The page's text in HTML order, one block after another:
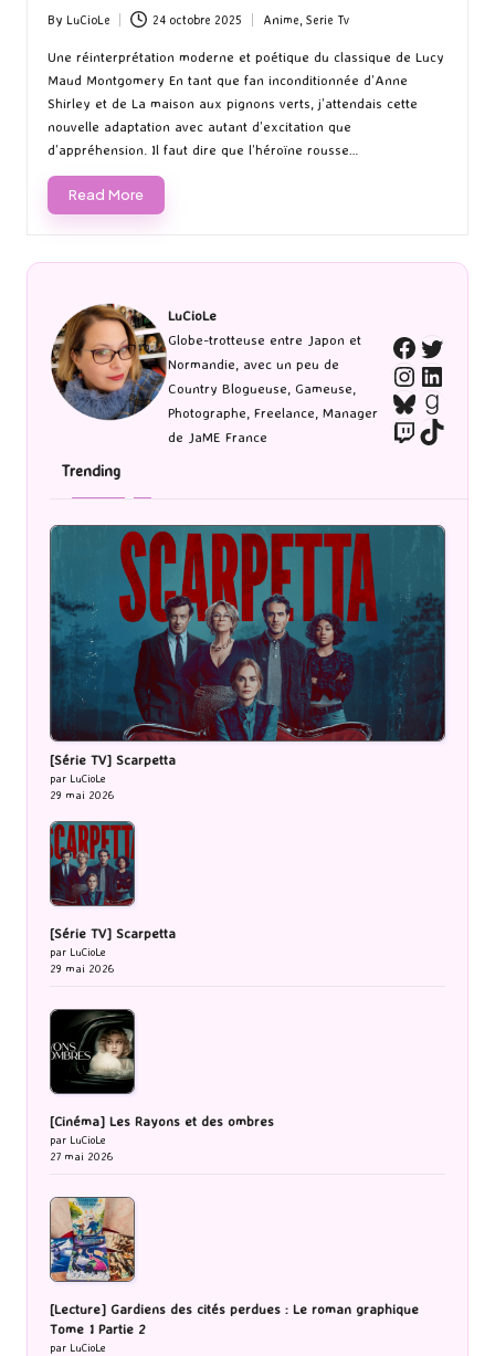
Posted
by
By LuCioLe 24 octobre 2025
Posted
Anime, Serie Tv
Une réinterprétation moderne et poétique du classique de Lucy
Maud Montgomery En tant que fan inconditionnée d’Anne
Shirley et de La maison aux pignons verts, j’attendais cette
nouvelle adaptation avec autant d’excitation que
d’appréhension. Il faut dire que l’héroïne rousse…
Read More
LuCioLe
Globe-trotteuse entre Japon et
Normandie, avec un peu de
Country Blogueuse, Gameuse,
Photographe, Freelance, Manager
de JaME France
Bluesky
TwitchTikTok
Trending
[Série TV] Scarpetta
par LuCioLe
29 mai 2026
[Série TV] Scarpetta
par LuCioLe
29 mai 2026
[Cinéma] Les Rayons et des ombres
par LuCioLe
27 mai 2026
[Lecture] Gardiens des cités perdues : Le roman graphique
Tome 1 Partie 2
par LuCioLe